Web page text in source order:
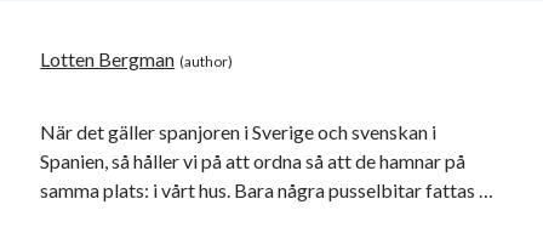
Lotten Bergman
När det gäller spanjoren i Sverige och svenskan i
Spanien, så håller vi på att ordna så att de hamnar på
samma plats: i vårt hus. Bara några pusselbitar fattas …